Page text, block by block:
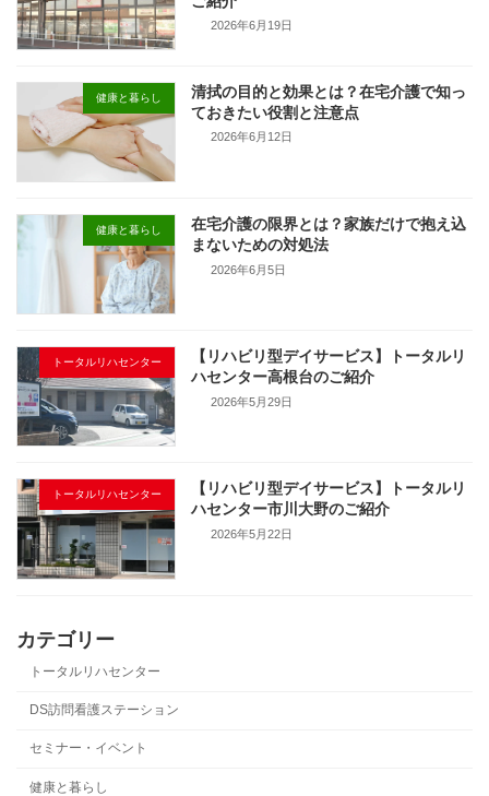
2026年6月19日
健康と暮らし
清拭の目的と効果とは？在宅介護で知っ
ておきたい役割と注意点
2026年6月12日
健康と暮らし
在宅介護の限界とは？家族だけで抱え込
まないための対処法
2026年6月5日
トータルリハセンター
【リハビリ型デイサービス】トータルリ
ハセンター高根台のご紹介
2026年5月29日
トータルリハセンター
【リハビリ型デイサービス】トータルリ
ハセンター市川大野のご紹介
2026年5月22日
カテゴリー
トータルリハセンター
DS訪問看護ステーション
セミナー・イベント
健康と暮らし